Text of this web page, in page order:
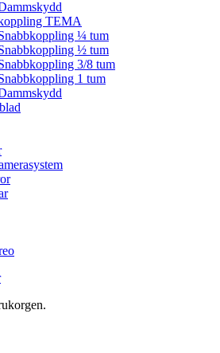
TEMA
¼ tum
½ tum
3/8 tum
1 tum